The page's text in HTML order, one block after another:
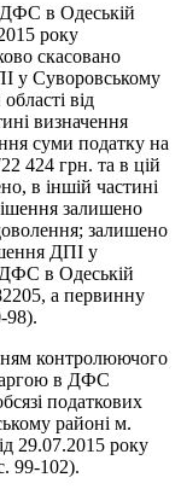
ДФС в Одеській
року
скасовано
у Суворовському
від
визначення
суми податку на
424 грн. та в цій
в іншій частині
залишено
залишено
ДПІ у
в Одеській
а первинну
98).
контролюючого
в ДФС
податкових
районі м.
29.07.2015 року
99-102).